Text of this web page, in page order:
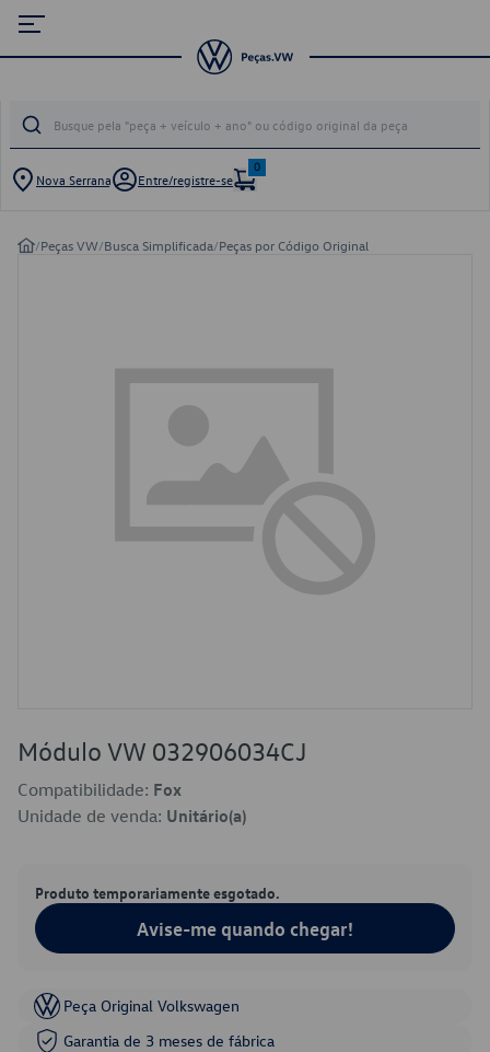
Nova Serrana Entre/registre-se
0
/Peças VW/Busca Simplificada/Peças por Código Original
Módulo VW 032906034CJ
Compatibilidade: Fox
Unidade de venda: Unitário(a)
Produto temporariamente esgotado.
Avise-me quando chegar!
Peça Original Volkswagen
Garantia de 3 meses de fábrica